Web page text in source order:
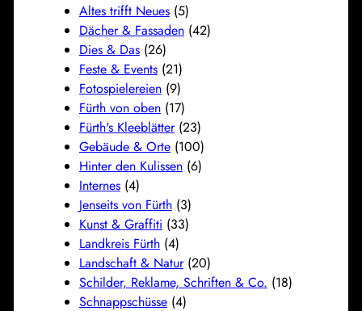
Altes trifft Neues(5)
Dächer & Fassaden(42)
Dies & Das(26)
Feste & Events(21)
Fotospielereien(9)
Fürth von oben(17)
Fürth's Kleeblätter(23)
Gebäude & Orte(100)
Hinter den Kulissen(6)
Internes(4)
Jenseits von Fürth(3)
Kunst & Graffiti (33)
Landkreis Fürth(4)
Landschaft & Natur(20)
Schilder, Reklame, Schriften & Co. (18)
Schnappschüsse(4)